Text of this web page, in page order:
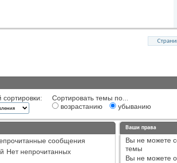
сортировки:
Сортировать темы по...
возрастанию
убыванию
сообщения
Нет непрочитанных
Ваши права
Вы не можете
темы
Вы не можете